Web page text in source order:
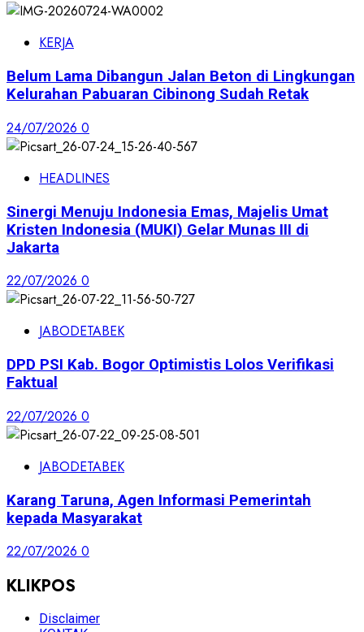
KERJA
Belum Lama Dibangun Jalan Beton di Lingkungan
Kelurahan Pabuaran Cibinong Sudah Retak
24/07/2026 0
HEADLINES
Sinergi Menuju Indonesia Emas, Majelis Umat
Kristen Indonesia (MUKI) Gelar Munas III di
Jakarta
22/07/2026 0
JABODETABEK
DPD PSI Kab. Bogor Optimistis Lolos Verifikasi
Faktual
22/07/2026 0
JABODETABEK
Karang Taruna, Agen Informasi Pemerintah
kepada Masyarakat
22/07/2026 0
KLIKPOS
Disclaimer